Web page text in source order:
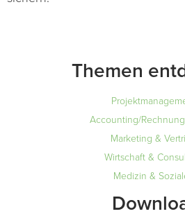
Themen
Accounting/
Marketing &
Wirtschaft &
Medizin &